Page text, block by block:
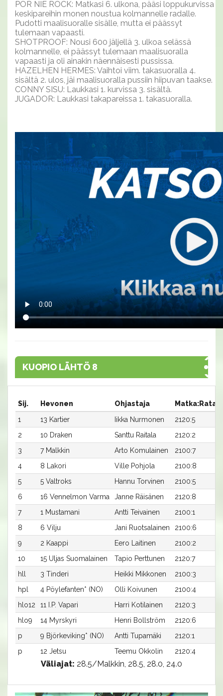
POR NIE ROCK: Matkasi 6. ulkona, pääsi loppukurvissa
keskipareihin monen noustua kolmannelle radalle.
Pudotti maalisuoralle sisälle, mutta ei päässyt
tulemaan vapaasti.
SHOTPROOF: Nousi 600 jäljellä 3. ulkoa selässä
kolmannelle, ei päässyt tulemaan maalisuoralla
vapaasti ja oli ainakin näennäisesti pussissa.
HAZELHEN HERMES: Vaihtoi viim. takasuoralla 4.
sisältä 2. ulos, jäi maalisuoralla pussiin hiipuvan taakse.
CONNY SISU: Laukkasi 1. kurvissa 3. sisältä.
JUGADOR: Laukkasi takapareissa 1. takasuoralla.
KUOPIO LÄHTÖ 8
Sij. Hevonen Ohjastaja Matka:Rata
1
13 Kartier Iikka Nurmonen 2120:5
2
10 Draken Santtu Raitala 2120:2
3
7 Malkkin Arto Komulainen 2100:7
4
8 Lakori Ville Pohjola 2100:8
5
5 Valtroks Hannu Torvinen 2100:5
6
16 Vennelmon Varma Janne Räisänen 2120:8
7
1 Mustamani Antti Teivainen 2100:1
8
6 Vilju Jani Ruotsalainen 2100:6
9
2 Kaappi Eero Laitinen 2100:2
10
15 Uljas Suomalainen Tapio Perttunen 2120:7
hll
3 Tinderi Heikki Mikkonen 2100:3
hpl
4 Pöylefanten* (NO) Olli Koivunen 2100:4
hlo12
11 I.P. Vapari Harri Kotilainen 2120:3
hlo9
14 Myrskyri Henri Bollström 2120:6
p
9 Björkeviking* (NO) Antti Tupamäki 2120:1
p
12 Jetsu Teemu Okkolin 2120:4
Väliajat: 28.5/Malkkin, 28.5, 28.0, 24.0